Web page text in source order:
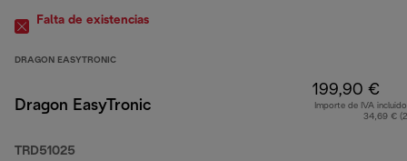
Falta de existencias
DRAGON EASYTRONIC
Dragon EasyTronic
TRD51025
199,90 €
Importe de IVA
34,69 €